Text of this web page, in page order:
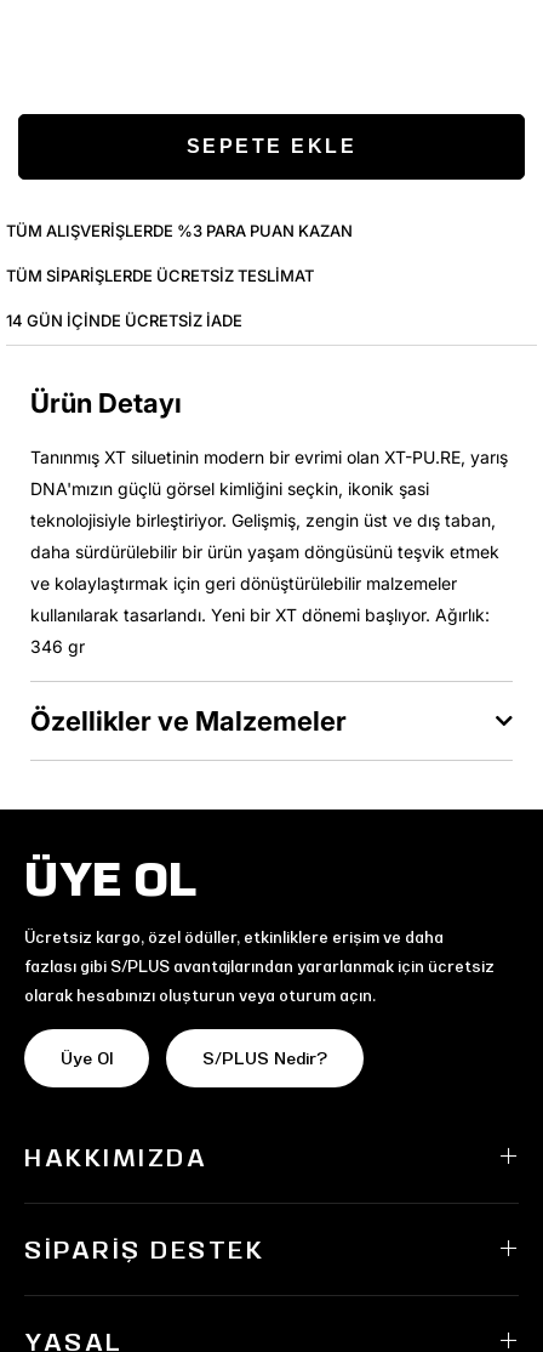
TÜM ALIŞVERIŞLERDE %3 PARA PUAN KAZAN
TÜM SIPARIŞLERDE ÜCRETSIZ TESLIMAT
14 GÜN IÇINDE ÜCRETSIZ IADE
Ürün Detayı
Tanınmış XT siluetinin modern bir evrimi olan XT-PU.RE, yarış
DNA'mızın güçlü görsel kimliğini seçkin, ikonik şasi
teknolojisiyle birleştiriyor. Gelişmiş, zengin üst ve dış taban,
daha sürdürülebilir bir ürün yaşam döngüsünü teşvik etmek
ve kolaylaştırmak için geri dönüştürülebilir malzemeler
kullanılarak tasarlandı. Yeni bir XT dönemi başlıyor. Ağırlık:
346 gr
Özellikler ve Malzemeler
ÜYE OL
Ücretsiz kargo, özel ödüller, etkinliklere erişim ve daha
fazlası gibi S/PLUS avantajlarından yararlanmak için ücretsiz
olarak hesabınızı oluşturun veya oturum açın.
Üye Ol S/PLUS Nedir?
HAKKIMIZDA
SIPARIŞ DESTEK
YASAL